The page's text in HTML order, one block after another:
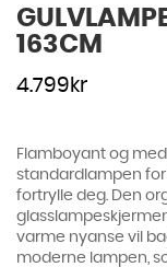
163CM
4.799 kr
Flamboyant og
standardlampen
fortrylle deg. Den
varme nyanse vil
moderne lampen,